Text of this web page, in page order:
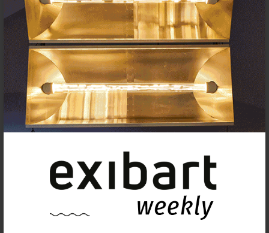
Exposiciones y eventos
Eventos de hoy
En curso y futuros
Pasados, en curso y futuros
Incluir eventos web